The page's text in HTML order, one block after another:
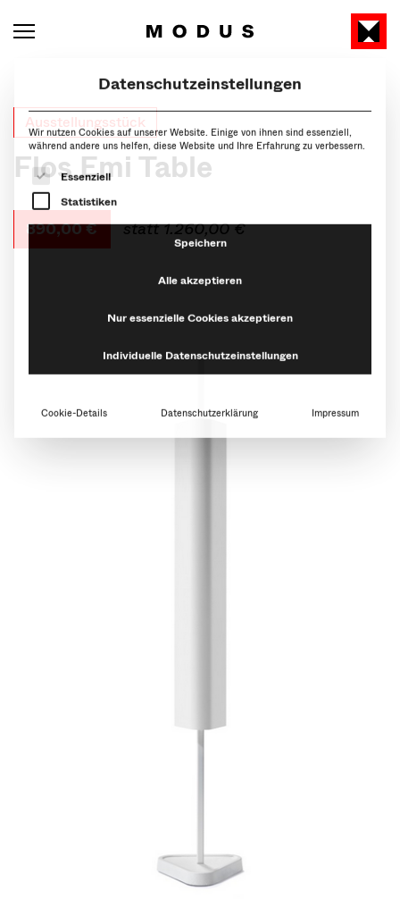
Ausstellungsstück
Flos Emi Table
890,00 € statt 1.260,00 €
während andere uns helfen, diese Website und Ihre Erfahrung zu verbessern.
Es folgt eine Liste der Service-Gruppen, für die eine
Essenziell
Statistiken
Alle akzeptieren
Nur essenzielle Cookies akzeptieren
Individuelle Datenschutzeinstellungen